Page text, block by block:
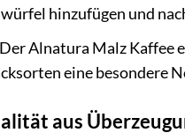
hinzufügen und
Der Alnatura Malz Kaffee
eine besondere
aus